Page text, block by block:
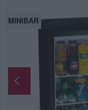
MINIBAR